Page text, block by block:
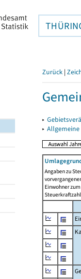
Zurück |
▸
▸
Angaben zu
Einwohner